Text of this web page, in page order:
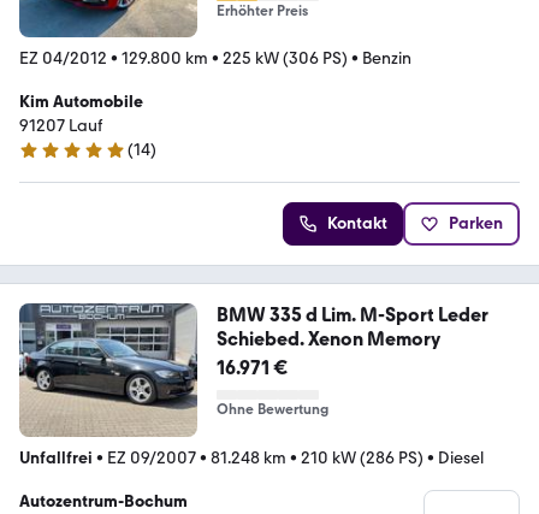
Erhöhter Preis
EZ 04/2012 • 129.800 km • 225 kW (306 PS) • Benzin
Kim Automobile
91207 Lauf
5 Sterne
(14)
Kontakt Parken
BMW 335 d Lim. M-Sport Leder
Schiebed. Xenon Memory
16.971 €
Ohne Bewertung
Unfallfrei • EZ 09/2007• 81.248 km • 210 kW (286 PS) • Diesel
Autozentrum-Bochum